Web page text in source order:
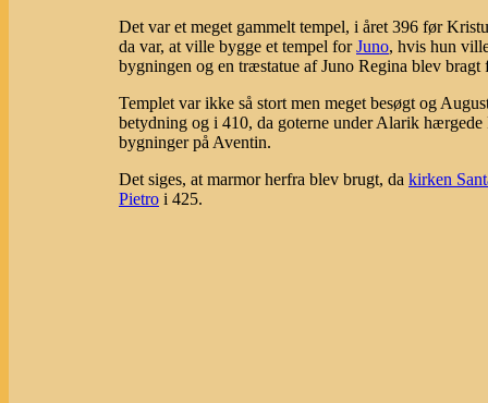
Det var et meget gammelt tempel, i året 396 før
da var, at ville bygge et tempel forJuno, hvis hun
bygningen og en træstatue af Juno Regina blev
Templet var ikke så stort men meget besøgt og
betydning og i 410, da goterne under Alarik
bygninger på Aventin.
Det siges, at marmor herfra blev brugt, da kirken
Pietro i 425.